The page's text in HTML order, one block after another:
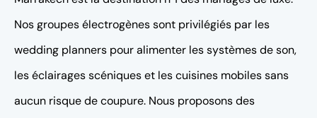
Nos groupes électrogènes sont privilégiés par les
wedding planners pour alimenter les systèmes de son,
les éclairages scéniques et les cuisines mobiles sans
aucun risque de coupure. Nous proposons des